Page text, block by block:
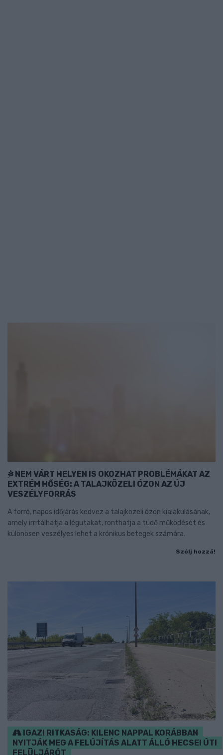
NEM VÁRT HELYEN IS OKOZHAT PROBLÉMÁKAT AZ
EXTRÉM HŐSÉG: A TALAJKÖZELI ÓZON AZ ÚJ
VESZÉLYFORRÁS
A forró, napos időjárás kedvez a talajközeli ózon kialakulásának,
amely irritálhatja a légutakat, ronthatja a tüdő működését és
különösen veszélyes lehet a krónikus betegek számára.
Szólj hozzá!
IGAZI RITKASÁG: KILENC NAPPAL KORÁBBAN
NYITJÁK MEG A FELÚJÍTÁS ALATT ÁLLÓ HECSEI ÚTI
FELÜLJÁRÓT